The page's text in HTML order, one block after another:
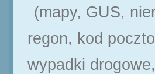
(mapy, GUS,
regon, kod
wypadki